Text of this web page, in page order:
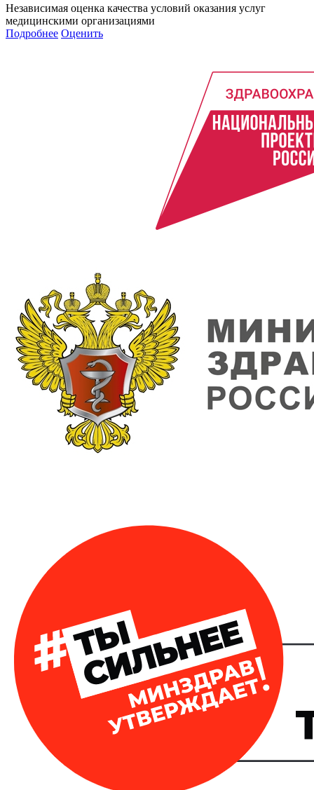
Независимая оценка качества условий оказания услуг
медицинскими организациями
Подробнее Оценить